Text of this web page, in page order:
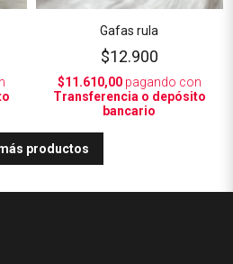
Gafas rula
$12.900
$11.610,00pagando con
Transferencia o depósito
bancario
productos